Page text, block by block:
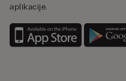
aplikacije.